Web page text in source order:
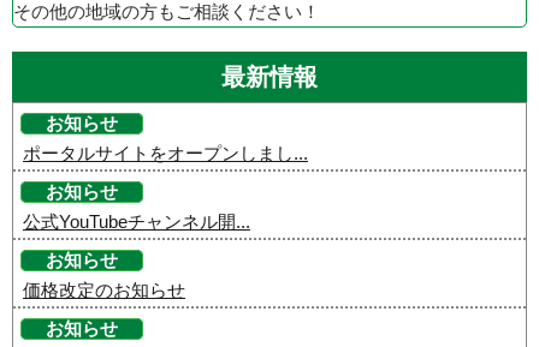
その他の地域の方もご相談ください！
最新情報
お知らせ
ポータルサイトをオープンしまし...
お知らせ
公式YouTubeチャンネル開...
お知らせ
価格改定のお知らせ
お知らせ